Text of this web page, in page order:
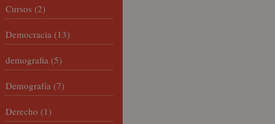
Cursos (2)
Democracia (13)
demografia (5)
Demografía (7)
Derecho (1)